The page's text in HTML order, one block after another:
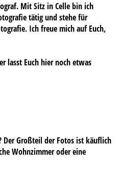
Mit Sitz in Celle bin ich
tätig und stehe für
Ich freue mich auf Euch,
lasst Euch hier noch etwas
Der Großteil der Fotos ist käuflich
Wohnzimmer oder eine